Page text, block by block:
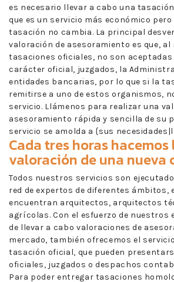
es necesario llevar a cabo una
que es un servicio más económico
tasación no cambia. La principal
valoración de asesoramiento es que,
tasaciones oficiales, no son
carácter oficial, juzgados, la
entidades bancarias, por lo que si la
remitirse a uno de estos organismos,
servicio. Llámenos para realizar una
asesoramiento rápida y sencilla de su
servicio se amolda a {sus
Cada tres horas hacemos
valoración de una nueva
Todos nuestros servicios son
red de expertos de diferentes ámbitos,
encuentran arquitectos, arquitectos
agrícolas. Con el esfuerzo de nuestros
de llevar a cabo valoraciones de
mercado, también ofrecemos el
tasación oficial, que pueden
oficiales, juzgados o despachos
Para poder entregar tasaciones